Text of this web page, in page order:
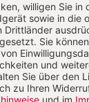
gibt.
werden –